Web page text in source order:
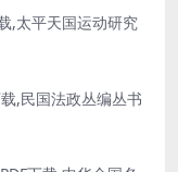
,太平天国运动研究
,民国法政丛编丛书